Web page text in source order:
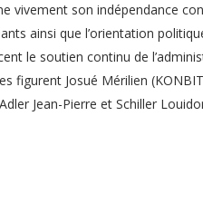
vivement son indépendance
ainsi que l’orientation
le soutien continu de
figurent Josué Mérilien
Jean-Pierre et Schiller